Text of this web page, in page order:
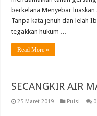
berkelana Menyebar
Tanpa kata jenuh dan lelah
tegakkan hukum …
Read More »
SECANGKIR AIR
25 Maret 2019 Puisi 0